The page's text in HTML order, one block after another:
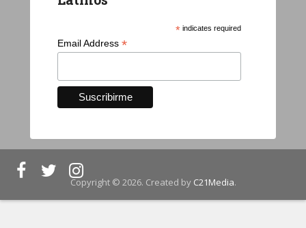
*indicates required
Email Address *
Copyright © 2026. Created by C21Media.